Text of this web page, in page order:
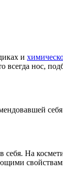
и
всегда нос,
себя. На